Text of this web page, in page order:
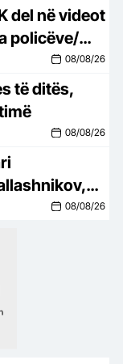
del në videot
policëve/
08/08/26
të ditës,
08/08/26
08/08/26